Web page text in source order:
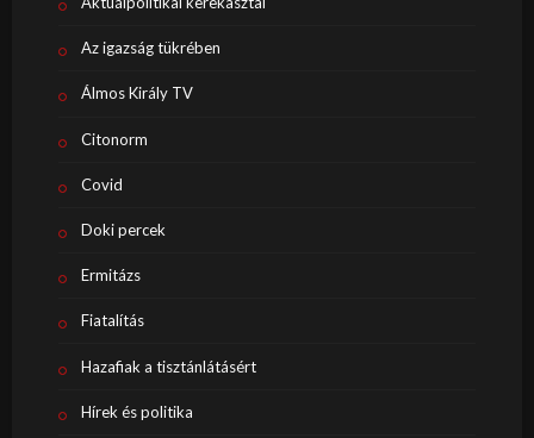
Az igazság tükrében
Álmos Király TV
Citonorm
Covid
Doki percek
Ermitázs
Fiatalítás
Hazafiak a tisztánlátásért
Hírek és politika